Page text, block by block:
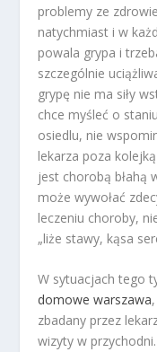
problemy ze
natychmiast i w
powala grypa i
szczególnie
grypę nie ma siły
chce myśleć o
osiedlu, nie
lekarza poza
jest chorobą błahą
może wywołać
leczeniu choroby,
„liże stawy, kąsa
W sytuacjach tego
domowe warszawa
zbadany przez
wizyty w